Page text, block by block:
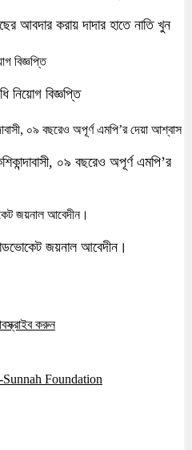
আবদার করায় দাদার হাতে নাতি খুন
নিয়োগ বিজ্ঞপ্তি
০৯ বছরেও অপূর্ণ এমপি’র
জয়নাল আবেদীন।
করুন